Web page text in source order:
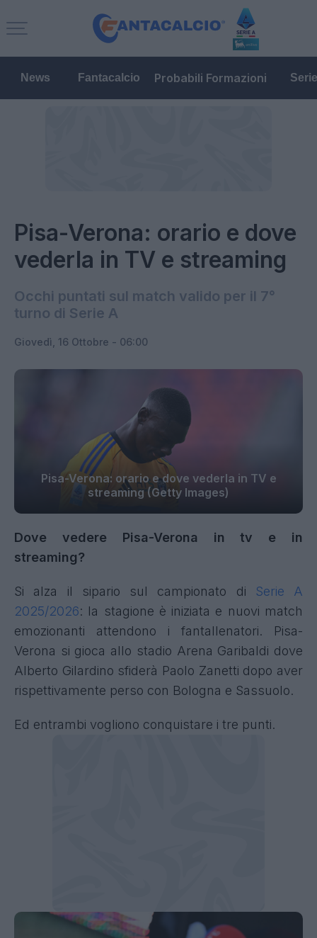
News Fantacalcio Probabili Formazioni
Pisa-Verona: orario e dove
vederla in TV e streaming
Occhi puntati sul match valido per il 7°
turno di Serie A
Giovedì, 16 Ottobre - 06:00
Pisa-Verona: orario e dove vederla in TV e
streaming (Getty Images)
Dove vedere Pisa-Verona in tv e in
streaming?
Si alza il sipario sul campionato di Serie A
2025/2026: la stagione è iniziata e nuovi match
emozionanti attendono i fantallenatori. Pisa-
Verona si gioca allo stadio Arena Garibaldi dove
Alberto Gilardino sfiderà Paolo Zanetti dopo aver
rispettivamente perso con Bologna e Sassuolo.
Ed entrambi vogliono conquistare i tre punti.